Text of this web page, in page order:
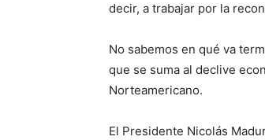
decir, a trabajar por la
No sabemos en qué va
que se suma al declive
Norteamericano.
El Presidente Nicolás